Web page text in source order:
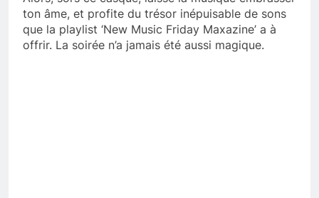
ton âme, et profite du trésor inépuisable de sons
que la playlist ‘New Music Friday Maxazine’ a à
offrir. La soirée n’a jamais été aussi magique.